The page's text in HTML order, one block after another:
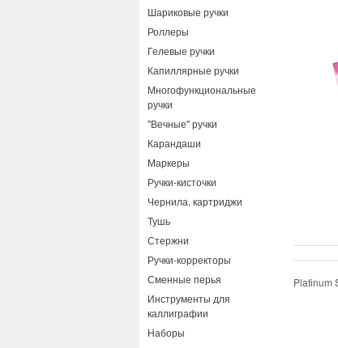
Шариковые ручки
Роллеры
Гелевые ручки
Капиллярные ручки
Многофункциональные
ручки
"Вечные" ручки
Карандаши
Маркеры
Ручки-кисточки
Чернила, картриджи
Тушь
Стержни
Ручки-корректоры
Сменные перья
Инструменты для
каллиграфии
Наборы
Platinum